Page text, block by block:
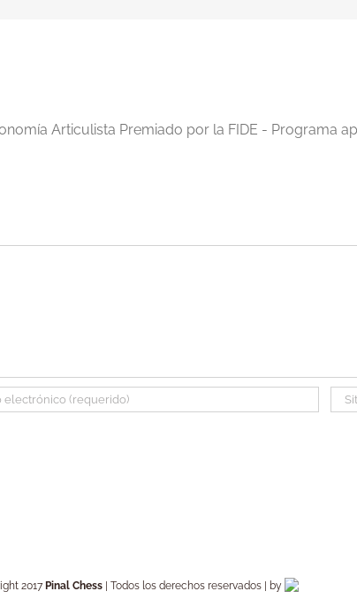
Articulista Premiado por la FIDE - Programa
2017 Pinal Chess| Todos los derechos reservados | by